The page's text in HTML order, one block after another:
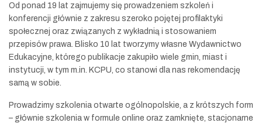
Od ponad 19 lat zajmujemy się prowadzeniem szkoleń i
konferencji głównie z zakresu szeroko pojętej profilaktyki
społecznej oraz związanych z wykładnią i stosowaniem
przepisów prawa. Blisko 10 lat tworzymy własne Wydawnictwo
Edukacyjne, którego publikacje zakupiło wiele gmin, miast i
instytucji, w tym m.in. KCPU, co stanowi dla nas rekomendację
samą w sobie.
Prowadzimy szkolenia otwarte ogólnopolskie, a z krótszych form
– głównie szkolenia w formule online oraz zamknięte, stacjonarne